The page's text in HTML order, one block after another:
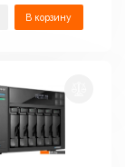
В корзину